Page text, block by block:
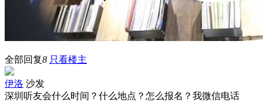
全部回复8 只看楼主
伊洛 沙发
深圳听友会什么时间？什么地点？怎么报名？我微信电话